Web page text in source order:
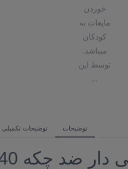
توضیحات توضیحات تکمیلی
چکه 240میل رووکو